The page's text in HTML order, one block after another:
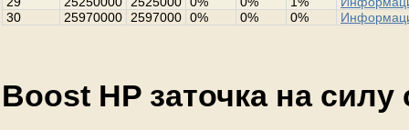
30
25970000 2597000 0% 0% 0%
Boost HP заточка на силу